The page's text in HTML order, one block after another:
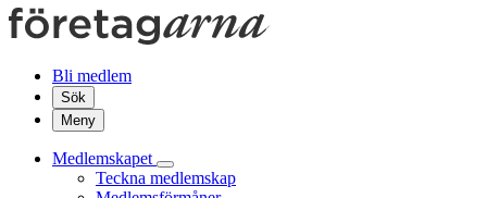
Bli medlem
Sök
Meny
Medlemskapet
Teckna medlemskap